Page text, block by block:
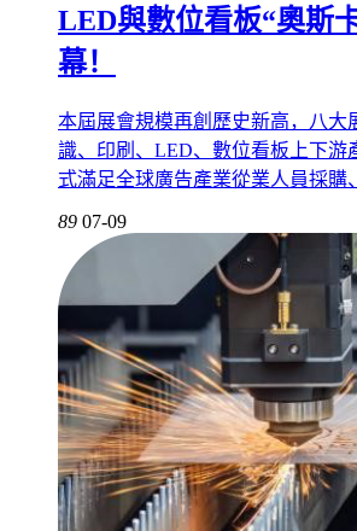
LED與數位看板“奧斯
幕！
本屆展會規模再創歷史新高，八大
識、印刷、LED、數位看板上下游
式滿足全球廣告產業從業人員採購
89 07-09